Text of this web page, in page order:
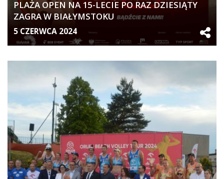
PLAŻA OPEN NA 15-LECIE PO RAZ DZIESIĄTY
ZAGRA W BIAŁYMSTOKU
5 CZERWCA 2024